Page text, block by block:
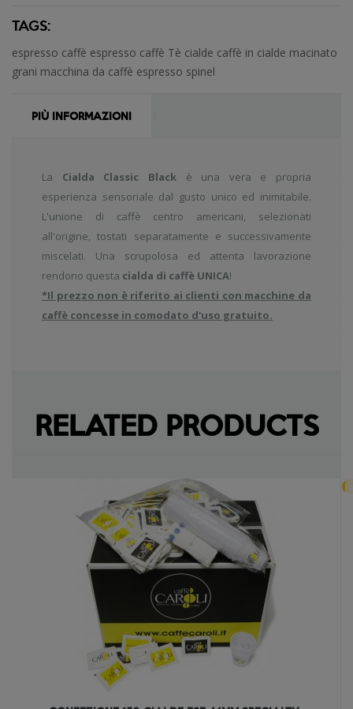
TAGS:
espresso caffè espresso caffè Tè cialde caffè in cialde macinato
grani macchina da caffè espresso spinel
PIÙ INFORMAZIONI
La Cialda Classic Blackè una vera e propria
esperienza sensoriale dal gusto unico ed inimitabile.
L'unione di caffè centro americani, selezionati
all'origine, tostati separatamente e successivamente
miscelati. Una scrupolosa ed attenta lavorazione
rendono questa cialda di caffè UNICA!
*Il prezzo non è riferito ai clienti con macchine da
caffè concesse in comodato d'uso gratuito.
RELATED PRODUCTS